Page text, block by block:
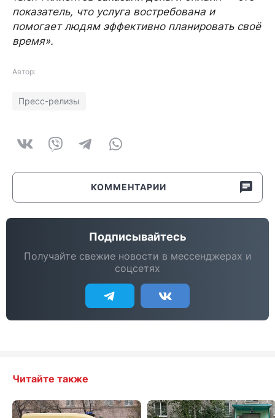
показатель, что услуга востребована и
помогает людям эффективно планировать своё
время».
Автор:
Пресс-релизы
КОММЕНТАРИИ
Подписывайтесь
Получайте свежие новости в мессенджерах и
соцсетях
Читайте также